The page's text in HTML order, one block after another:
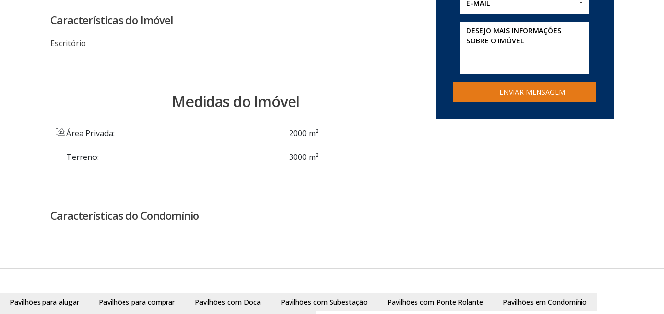
Características do Imóvel
Escritório
Medidas do Imóvel
Área Privada: 2000 m²
Terreno: 3000 m²
Características do Condomínio
E-MAIL
Pavilhões para alugar Pavilhões para comprar Pavilhões com Doca Pavilhões com Subestação Pavilhões com Ponte Rolante
Pavilhões em Condomínio